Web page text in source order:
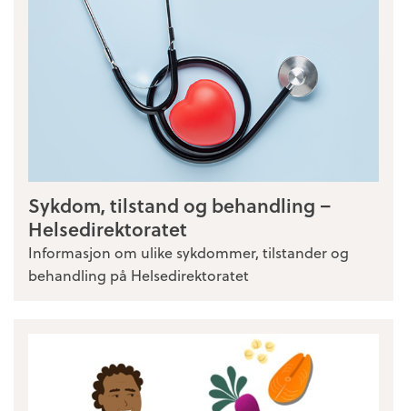
Sykdom, tilstand og behandling –
Helsedirektoratet
Informasjon om ulike sykdommer, tilstander og
behandling på Helsedirektoratet